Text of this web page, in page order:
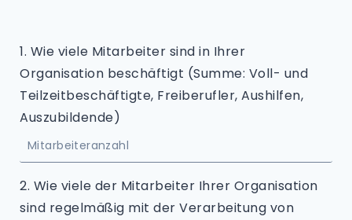
1. Wie viele Mitarbeiter sind in Ihrer
Organisation beschäftigt (Summe: Voll- und
Teilzeitbeschäftigte, Freiberufler, Aushilfen,
Auszubildende)
2. Wie viele der Mitarbeiter Ihrer Organisation
sind regelmäßig mit der Verarbeitung von